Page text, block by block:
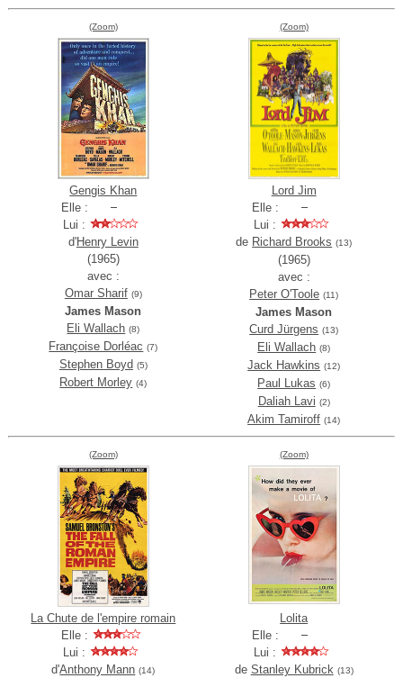
(Zoom)
Gengis Khan
Elle :
Lui :
d'Henry Levin
(1965)
avec :
Omar Sharif (9)
James Mason
Eli Wallach (8)
Françoise Dorléac (7)
Stephen Boyd (5)
Robert Morley (4)
(Zoom)
Lord Jim
Elle :
Lui :
de Richard Brooks (13)
(1965)
avec :
Peter O'Toole (11)
James Mason
Curd Jürgens (13)
Eli Wallach (8)
Jack Hawkins (12)
Paul Lukas (6)
Daliah Lavi (2)
Akim Tamiroff (14)
(Zoom)
La Chute de l'empire romain
Elle :
Lui :
d'Anthony Mann (14)
(Zoom)
Lolita
Elle :
Lui :
de Stanley Kubrick (13)